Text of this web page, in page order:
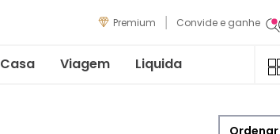
Premium Convide e ganhe
Casa Viagem Liquida